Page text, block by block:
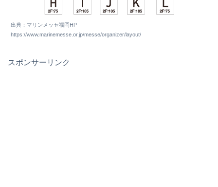
出典：マリンメッセ福岡HP
https://www.marinemesse.or.jp/messe/organizer/layout/
スポンサーリンク